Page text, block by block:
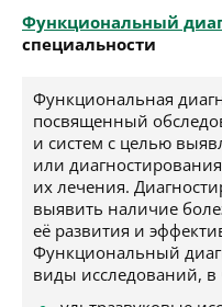
Функциональный
специальности
Функциональная
посвященный
и систем с целью
или
их лечения.
выявить наличие
её развития и
Функциональный
виды исследований, в